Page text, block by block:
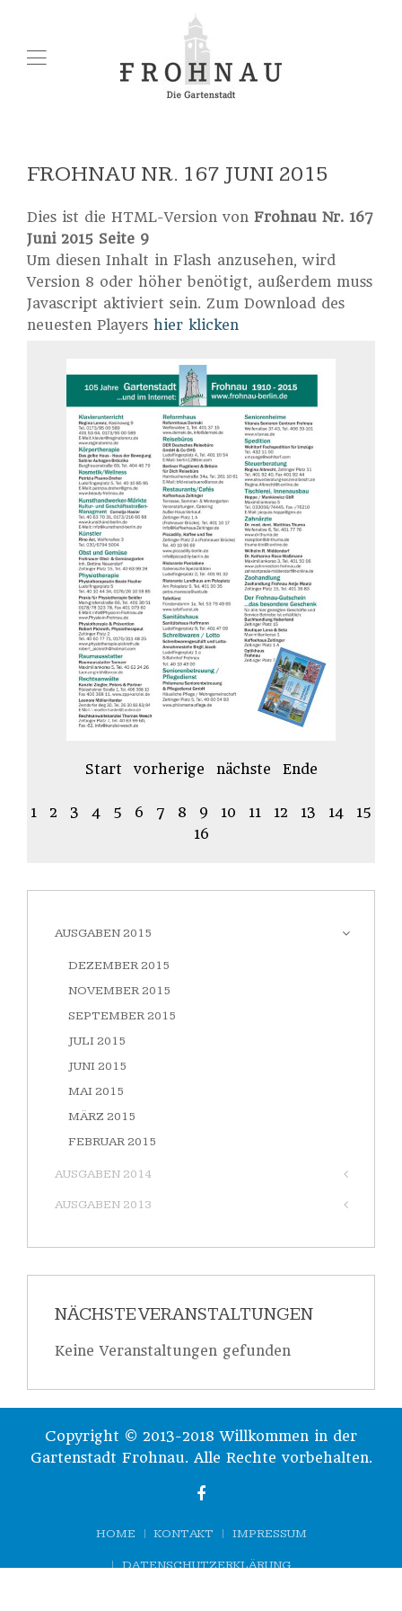
FROHNAU NR. 167 JUNI 2015
Dies ist die HTML-Version von Frohnau Nr. 167
Juni 2015 Seite 9
Um diesen Inhalt in Flash anzusehen, wird
Version 8 oder höher benötigt, außerdem muss
Javascript aktiviert sein. Zum Download des
neuesten Players hier klicken
Start vorherige nächste Ende
1 2 3 4 5 6 7 8 9 10 11 12 13 14
15
16
AUSGABEN 2015
DEZEMBER 2015
NOVEMBER 2015
SEPTEMBER 2015
JULI 2015
JUNI 2015
MAI 2015
MÄRZ 2015
FEBRUAR 2015
AUSGABEN 2014
AUSGABEN 2013
NÄCHSTE VERANSTALTUNGEN
Keine Veranstaltungen gefunden
Copyright © 2013-2018 Willkommen in der
Gartenstadt Frohnau. Alle Rechte vorbehalten.
HOME KONTAKT IMPRESSUM
DATENSCHUTZERKLÄRUNG